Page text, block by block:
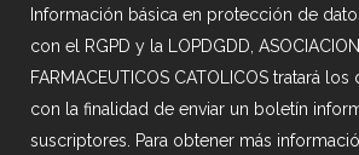
Información básica en protección de
con el RGPD y la LOPDGDD,
FARMACEUTICOS CATOLICOS tratará
con la finalidad de enviar un boletín
suscriptores. Para obtener más